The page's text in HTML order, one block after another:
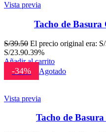
Vista previa
Tacho de Basura
S/39.50 El precio original era:
S/23.90.39%
Añadir al carrito
-34% Agotado
Vista previa
Tacho de